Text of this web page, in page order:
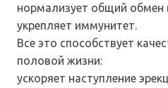
нормализует общий обмен
укрепляет иммунитет.
Все это способствует
половой жизни:
ускоряет наступление